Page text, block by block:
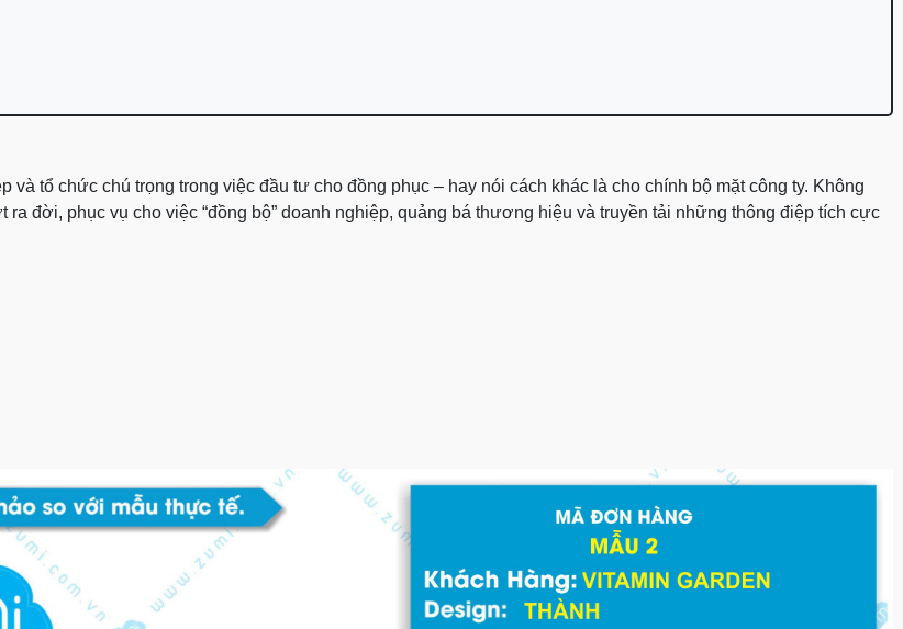
tổ chức chú trọng trong việc đầu tư cho đồng phục – hay nói cách khác là cho chính bộ mặt công ty. Không
ra đời, phục vụ cho việc “đồng bộ” doanh nghiệp, quảng bá thương hiệu và truyền tải những thông điệp tích cực